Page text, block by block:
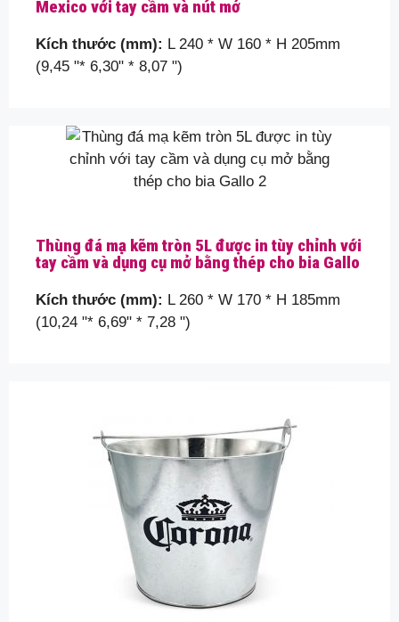
Mexico với tay cầm và nút mở
Kích thước (mm): L 240 * W 160 * H 205mm
(9,45 "* 6,30" * 8,07 ")
Thùng đá mạ kẽm tròn 5L được in tùy chỉnh với
tay cầm và dụng cụ mở bằng thép cho bia Gallo
Kích thước (mm): L 260 * W 170 * H 185mm
(10,24 "* 6,69" * 7,28 ")
Liên hệ với chúng tôi để có giải
pháp nhanh chóng
Vui lòng giúp chúng tôi hiểu rõ hơn yêu cầu của bạn
Tên của bạn
Email của bạn